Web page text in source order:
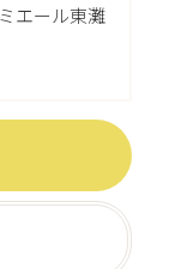
エール東灘